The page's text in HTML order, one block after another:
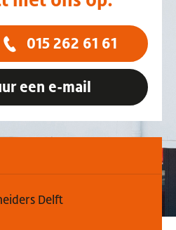
015 262 61 61
een e-mail
Delft